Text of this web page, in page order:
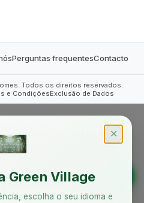
Perguntas frequentesContacto
Todos os direitos reservados.
e CondiçõesExclusão de Dados
✕
Green Village
escolha o seu idioma e